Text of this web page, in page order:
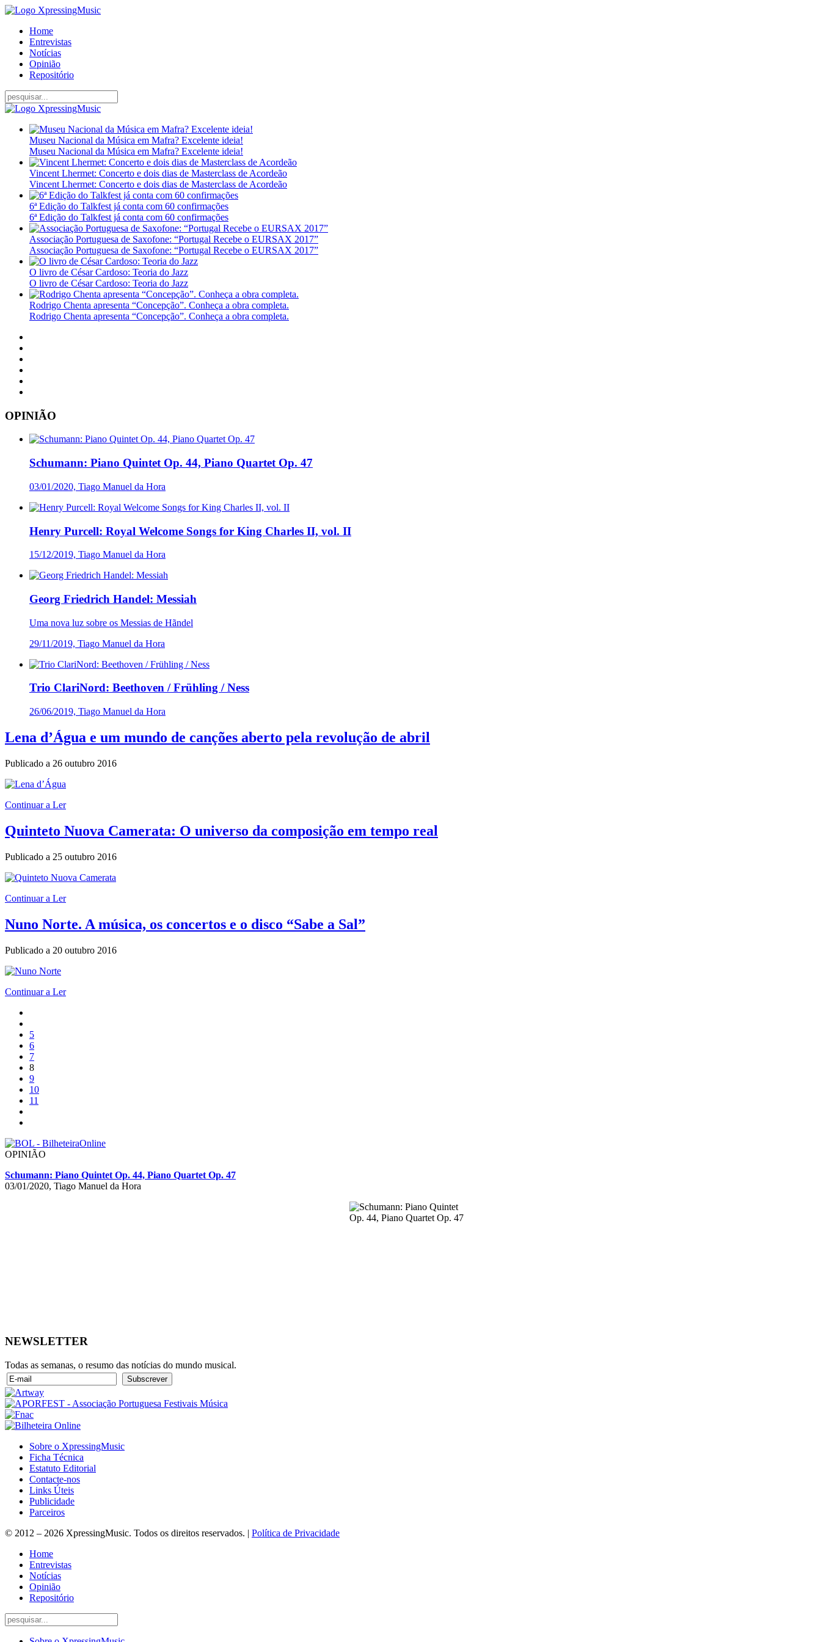
Home
Entrevistas
Notícias
Opinião
Repositório
Museu Nacional da Música em Mafra? Excelente ideia!
Museu Nacional da Música em Mafra? Excelente ideia!
Vincent Lhermet: Concerto e dois dias de Masterclass de Acordeão
Vincent Lhermet: Concerto e dois dias de Masterclass de Acordeão
6ª Edição do Talkfest já conta com 60 confirmações
6ª Edição do Talkfest já conta com 60 confirmações
Associação Portuguesa de Saxofone: “Portugal Recebe o EURSAX 2017”
Associação Portuguesa de Saxofone: “Portugal Recebe o EURSAX 2017”
O livro de César Cardoso: Teoria do Jazz
O livro de César Cardoso: Teoria do Jazz
Rodrigo Chenta apresenta “Concepção”. Conheça a obra completa.
Rodrigo Chenta apresenta “Concepção”. Conheça a obra completa.
OPINIÃO
Schumann: Piano Quintet Op. 44, Piano Quartet Op. 47
03/01/2020, Tiago Manuel da Hora
Henry Purcell: Royal Welcome Songs for King Charles II, vol. II
15/12/2019, Tiago Manuel da Hora
Georg Friedrich Handel: Messiah
Uma nova luz sobre os Messias de Hãndel
29/11/2019, Tiago Manuel da Hora
Trio ClariNord: Beethoven / Frühling / Ness
26/06/2019, Tiago Manuel da Hora
Lena d’Água e um mundo de canções aberto pela revolução de abril
Publicado a 26 outubro 2016
Continuar a Ler
Quinteto Nuova Camerata: O universo da composição em tempo real
Publicado a 25 outubro 2016
Continuar a Ler
Nuno Norte. A música, os concertos e o disco “Sabe a Sal”
Publicado a 20 outubro 2016
Continuar a Ler
5
6
7
8
9
10
11
OPINIÃO
Schumann: Piano Quintet Op. 44, Piano Quartet Op. 47
03/01/2020, Tiago Manuel da Hora
NEWSLETTER
Todas as semanas, o resumo das notícias do mundo musical.
Sobre o XpressingMusic
Ficha Técnica
Estatuto Editorial
Contacte-nos
Links Úteis
Publicidade
Parceiros
© 2012 – 2026 XpressingMusic. Todos os direitos reservados. | Política de Privacidade
Home
Entrevistas
Notícias
Opinião
Repositório